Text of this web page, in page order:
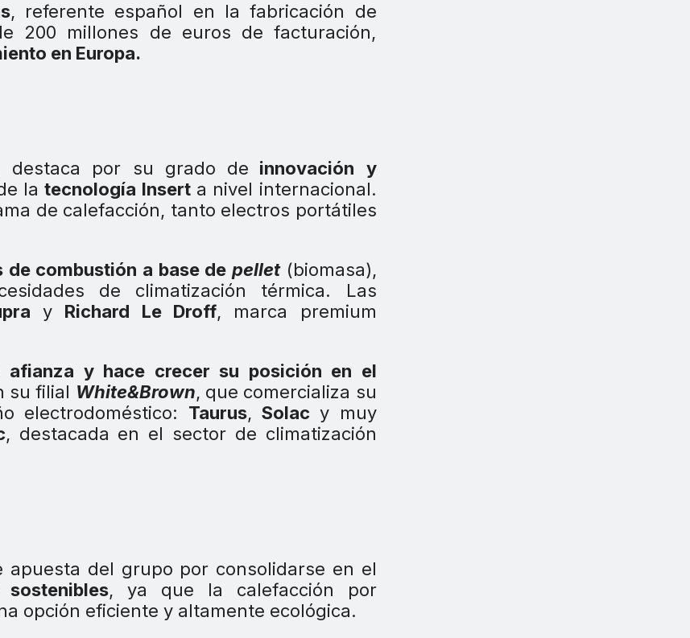
, referente español en la fabricación de
200 millones de euros de facturación,
en Europa.
destaca por su grado de innovación
y
latecnología Inserta nivel internacional.
de calefacción, tanto electros portátiles
de combustión a base de pellet(biomasa),
de climatización térmica. Las
y Richard Le Droff, marca premium
afianza y hace crecer su posición en el
su filial White&Brown, que comercializa su
electrodoméstico: Taurus, Solacy muy
, destacada en el sector de climatización
apuesta del grupo por consolidarse en el
, ya que la calefacción por
opción eficiente y altamente ecológica.